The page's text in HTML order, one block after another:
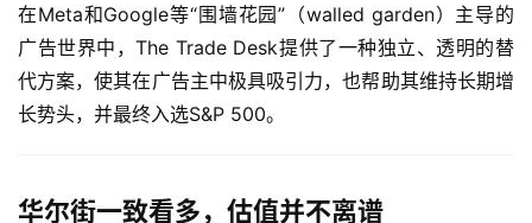
在Meta和Google等“围墙花园”（walled garden）主导的
广告世界中，The Trade Desk提供了一种独立、透明的替
代方案，使其在广告主中极具吸引力，也帮助其维持长期增
长势头，并最终入选S&P 500。
华尔街一致看多，估值并不离谱